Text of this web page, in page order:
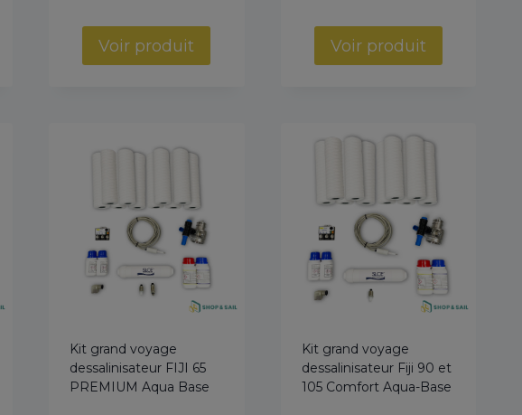
Voir produit Voir produit
Kit grand voyage
dessalinisateur FIJI 65
PREMIUM Aqua Base
Kit grand voyage
dessalinisateur Fiji 90 et
105 Comfort Aqua-Base